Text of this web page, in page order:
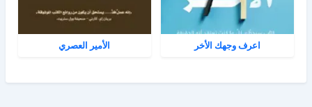
اعرف وجهك الأخر الأمير العصري